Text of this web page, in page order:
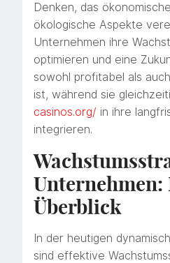
Denken, das
ökologische Aspekte
Unternehmen ihre
optimieren und eine
sowohl profitabel als
ist, während sie
casinos.org/ in ihre
integrieren.
Unternehmen:
Überblick
In der heutigen
sind effektive